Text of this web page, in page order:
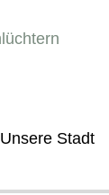
Unsere Stadt